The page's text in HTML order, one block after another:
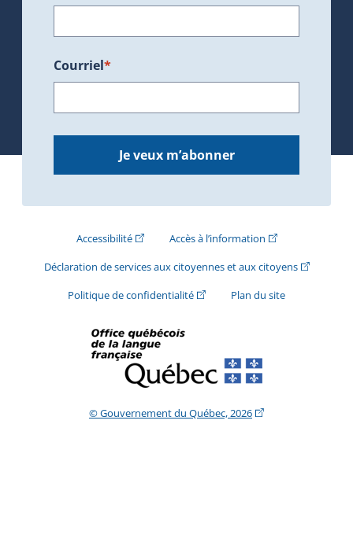
Courriel*
Je veux m’abonner
Accessibilité(Cet hyperlien externe s'ouvrira dans une
Accès à l’information(Cet hyperlien
Déclaration de services aux citoyennes et aux citoyens(Cet
Politique de confidentialité(Cet hyperlien externe s'ouvrira
Plan du site
© Gouvernement du Québec, 2026(Cet hyperlien